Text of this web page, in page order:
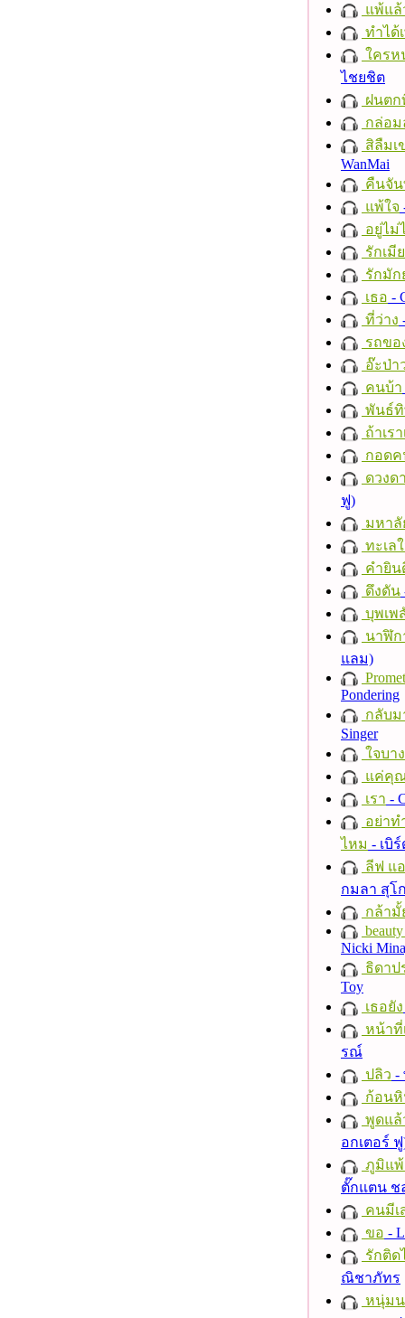
แพ้แล้
ทำได้
ใครห
ไชยชิต
ฝนตก
กล่อม
สิลืมเ
WanMai
คืนจั
แพ้ใจ
อยู่ไม่
รักเมี
รักมัก
เธอ -
ที่ว่าง
รถขอ
อ๊ะป่า
คนบ้า
พันธ์
ถ้าเร
กอดค
ดวงด
ฟู)
มหาลั
ทะเล
คำยิน
ดึงดัน
บุพเพ
นาฬิก
แลม)
Pondering
กลับม
Singer
ใจบาง
แค่คุ
เรา -
อย่าท
ไหม - เบิ
ลีฟ แอ
กมลา สุโ
กล้ามั้
Nicki
ธิดาป
Toy
เธอยัง
หน้าที่
รณ์
ปลิว -
ก้อน
พูดแล้
อกเตอร์
ภูมิแพ้
ตั๊กแตน ช
คนมีเ
ขอ -
รักติด
ณิชาภัทร
หนุ่มน